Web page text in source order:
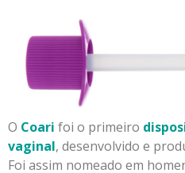
O Coari foi o primeiro
vaginal, desenvolvido e
Foi assim nomeado em